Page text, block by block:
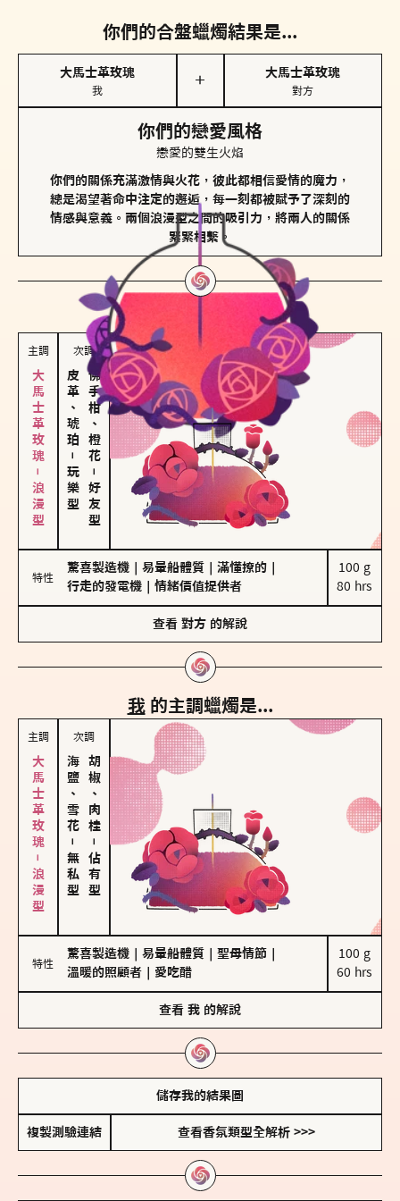
你們的合盤蠟燭結果是...
大馬士革玫瑰
我
＋
大馬士革玫瑰
對方
你們的戀愛風格
戀愛的雙生火焰
你們的關係充滿激情與火花，彼此都相信愛情的魔力，
總是渴望著命中注定的邂逅，每一刻都被賦予了深刻的
情感與意義。兩個浪漫型之間的吸引力，將兩人的關係
緊緊相繫。
對方 的主調蠟燭是...
主調
大馬士革玫瑰－浪漫型
次調
皮革、琥珀
－
玩樂型
佛手柑、橙花
－
好友型
特性
驚喜製造機 易暈船體質 滿懂撩的
行走的發電機
情緒價值提供者
100 g
80 hrs
查看 對方 的解說
我 的主調蠟燭是...
主調
大馬士革玫瑰－浪漫型
次調
海鹽、雪花
－
無私型
胡椒、肉桂
－
佔有型
特性
驚喜製造機 易暈船體質 聖母情節
溫暖的照顧者
愛吃醋
100 g
60 hrs
查看 我 的解說
儲存我的結果圖
複製測驗連結 查看香氛類型全解析 >>>